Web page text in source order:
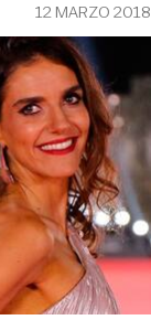
12 MARZO 2018